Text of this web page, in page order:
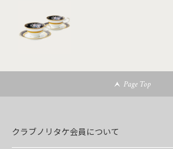
Page Top
クラブノリタケ会員について